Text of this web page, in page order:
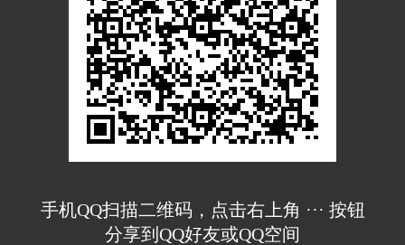
手机QQ扫描二维码，点击右上角 ··· 按钮
分享到QQ好友或QQ空间